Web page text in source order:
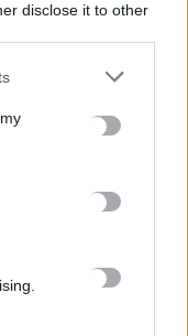
disclose it to other